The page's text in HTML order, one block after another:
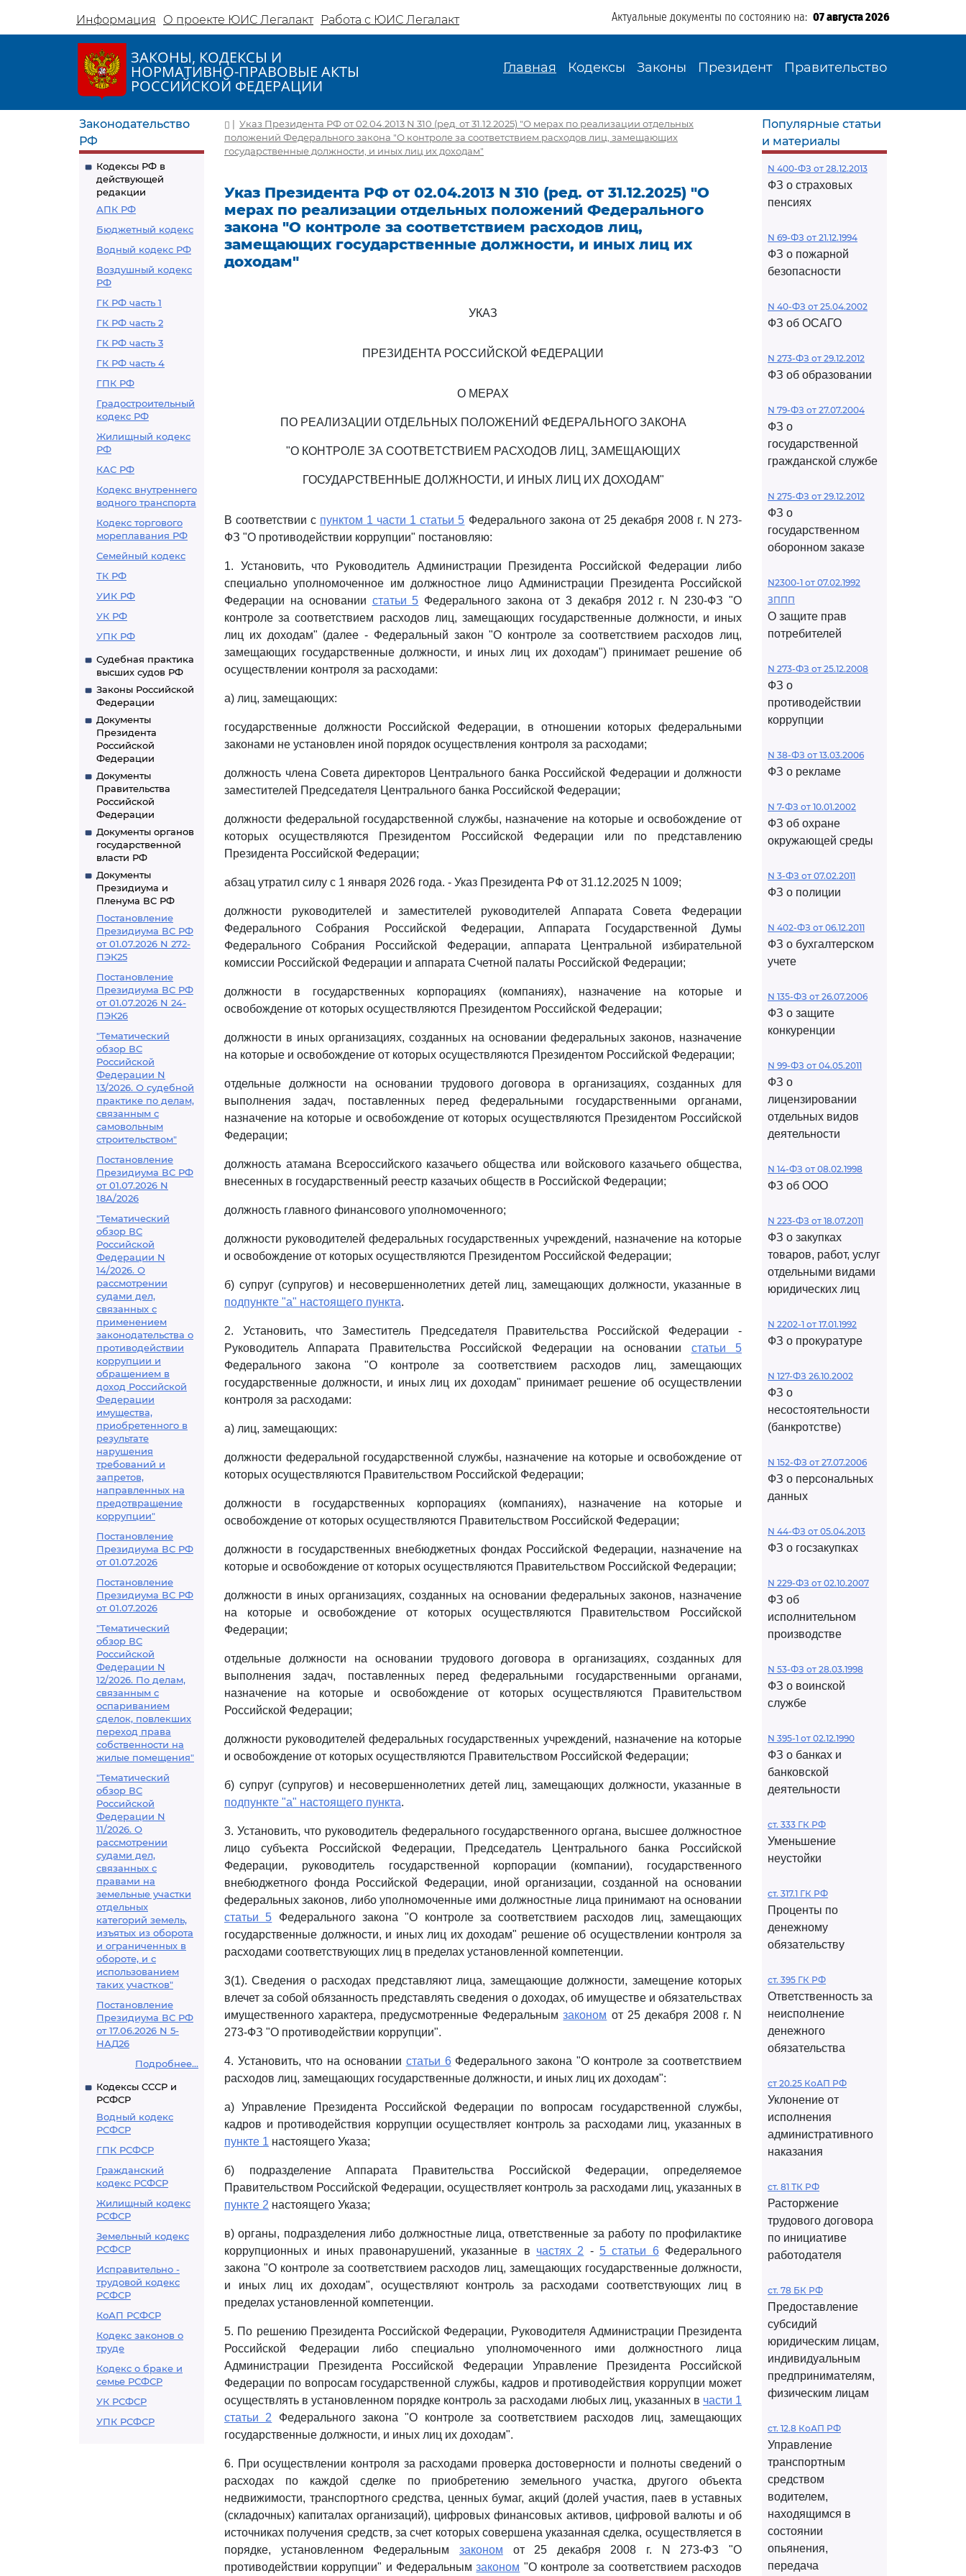
Информация О проекте ЮИС Легалакт Работа с ЮИС Легалакт Актуальные документы по состоянию на: 07 августа 2026
ЗАКОНЫ, КОДЕКСЫ И
НОРМАТИВНО-ПРАВОВЫЕ АКТЫ
РОССИЙСКОЙ ФЕДЕРАЦИИ
Главная Кодексы Законы Президент Правительство
Законодательство
РФ
Кодексы РФ в
действующей
редакции
АПК РФ
Бюджетный кодекс
Водный кодекс РФ
Воздушный кодекс
РФ
ГК РФ часть 1
ГК РФ часть 2
ГК РФ часть 3
ГК РФ часть 4
ГПК РФ
Градостроительный
кодекс РФ
Жилищный кодекс
РФ
КАС РФ
Кодекс внутреннего
водного транспорта
Кодекс торгового
мореплавания РФ
Семейный кодекс
ТК РФ
УИК РФ
УК РФ
УПК РФ
Судебная практика
высших судов РФ
Законы Российской
Федерации
Документы
Президента
Российской
Федерации
Документы
Правительства
Российской
Федерации
Документы органов
государственной
власти РФ
Документы
Президиума и
Пленума ВС РФ
Постановление
Президиума ВС РФ
от 01.07.2026 N 272-
ПЭК25
Постановление
Президиума ВС РФ
от 01.07.2026 N 24-
ПЭК26
"Тематический
обзор ВС
Российской
Федерации N
13/2026. О судебной
практике по делам,
связанным с
самовольным
строительством"
Постановление
Президиума ВС РФ
от 01.07.2026 N
18А/2026
"Тематический
обзор ВС
Российской
Федерации N
14/2026. О
рассмотрении
судами дел,
связанных с
применением
законодательства о
противодействии
коррупции и
обращением в
доход Российской
Федерации
имущества,
приобретенного в
результате
нарушения
требований и
запретов,
направленных на
предотвращение
коррупции"
Постановление
Президиума ВС РФ
от 01.07.2026
Постановление
Президиума ВС РФ
от 01.07.2026
"Тематический
обзор ВС
Российской
Федерации N
12/2026. По делам,
связанным с
оспариванием
сделок, повлекших
переход права
собственности на
жилые помещения"
"Тематический
обзор ВС
Российской
Федерации N
11/2026. О
рассмотрении
судами дел,
связанных с
правами на
земельные участки
отдельных
категорий земель,
изъятых из оборота
и ограниченных в
обороте, и с
использованием
таких участков"
Постановление
Президиума ВС РФ
от 17.06.2026 N 5-
НАД26
Подробнее...
Кодексы СССР и
РСФСР
Водный кодекс
РСФСР
ГПК РСФСР
Гражданский
кодекс РСФСР
Жилищный кодекс
РСФСР
Земельный кодекс
РСФСР
Исправительно -
трудовой кодекс
РСФСР
КоАП РСФСР
Кодекс законов о
труде
Кодекс о браке и
семье РСФСР
УК РСФСР
УПК РСФСР
| Указ Президента РФ от 02.04.2013 N 310 (ред. от 31.12.2025) "О мерах по реализации отдельных
положений Федерального закона "О контроле за соответствием расходов лиц, замещающих
государственные должности, и иных лиц их доходам"
Указ Президента РФ от 02.04.2013 N 310 (ред. от 31.12.2025) "О
мерах по реализации отдельных положений Федерального
закона "О контроле за соответствием расходов лиц,
замещающих государственные должности, и иных лиц их
доходам"
УКАЗ
ПРЕЗИДЕНТА РОССИЙСКОЙ ФЕДЕРАЦИИ
О МЕРАХ
ПО РЕАЛИЗАЦИИ ОТДЕЛЬНЫХ ПОЛОЖЕНИЙ ФЕДЕРАЛЬНОГО ЗАКОНА
"О КОНТРОЛЕ ЗА СООТВЕТСТВИЕМ РАСХОДОВ ЛИЦ, ЗАМЕЩАЮЩИХ
ГОСУДАРСТВЕННЫЕ ДОЛЖНОСТИ, И ИНЫХ ЛИЦ ИХ ДОХОДАМ"
В соответствии с пунктом 1 части 1 статьи 5 Федерального закона от 25 декабря 2008 г. N 273-
ФЗ "О противодействии коррупции" постановляю:
1. Установить, что Руководитель Администрации Президента Российской Федерации либо
специально уполномоченное им должностное лицо Администрации Президента Российской
Федерации на основании статьи 5 Федерального закона от 3 декабря 2012 г. N 230-ФЗ "О
контроле за соответствием расходов лиц, замещающих государственные должности, и иных
лиц их доходам" (далее - Федеральный закон "О контроле за соответствием расходов лиц,
замещающих государственные должности, и иных лиц их доходам") принимает решение об
осуществлении контроля за расходами:
а) лиц, замещающих:
государственные должности Российской Федерации, в отношении которых федеральными
законами не установлен иной порядок осуществления контроля за расходами;
должность члена Совета директоров Центрального банка Российской Федерации и должности
заместителей Председателя Центрального банка Российской Федерации;
должности федеральной государственной службы, назначение на которые и освобождение от
которых осуществляются Президентом Российской Федерации или по представлению
Президента Российской Федерации;
абзац утратил силу с 1 января 2026 года. - Указ Президента РФ от 31.12.2025 N 1009;
должности руководителей и заместителей руководителей Аппарата Совета Федерации
Федерального Собрания Российской Федерации, Аппарата Государственной Думы
Федерального Собрания Российской Федерации, аппарата Центральной избирательной
комиссии Российской Федерации и аппарата Счетной палаты Российской Федерации;
должности в государственных корпорациях (компаниях), назначение на которые и
освобождение от которых осуществляются Президентом Российской Федерации;
должности в иных организациях, созданных на основании федеральных законов, назначение
на которые и освобождение от которых осуществляются Президентом Российской Федерации;
отдельные должности на основании трудового договора в организациях, созданных для
выполнения задач, поставленных перед федеральными государственными органами,
назначение на которые и освобождение от которых осуществляются Президентом Российской
Федерации;
должность атамана Всероссийского казачьего общества или войскового казачьего общества,
внесенных в государственный реестр казачьих обществ в Российской Федерации;
должность главного финансового уполномоченного;
должности руководителей федеральных государственных учреждений, назначение на которые
и освобождение от которых осуществляются Президентом Российской Федерации;
б) супруг (супругов) и несовершеннолетних детей лиц, замещающих должности, указанные в
подпункте "а" настоящего пункта.
2. Установить, что Заместитель Председателя Правительства Российской Федерации -
Руководитель Аппарата Правительства Российской Федерации на основании статьи 5
Федерального закона "О контроле за соответствием расходов лиц, замещающих
государственные должности, и иных лиц их доходам" принимает решение об осуществлении
контроля за расходами:
а) лиц, замещающих:
должности федеральной государственной службы, назначение на которые и освобождение от
которых осуществляются Правительством Российской Федерации;
должности в государственных корпорациях (компаниях), назначение на которые и
освобождение от которых осуществляются Правительством Российской Федерации;
должности в государственных внебюджетных фондах Российской Федерации, назначение на
которые и освобождение от которых осуществляются Правительством Российской Федерации;
должности в иных организациях, созданных на основании федеральных законов, назначение
на которые и освобождение от которых осуществляются Правительством Российской
Федерации;
отдельные должности на основании трудового договора в организациях, созданных для
выполнения задач, поставленных перед федеральными государственными органами,
назначение на которые и освобождение от которых осуществляются Правительством
Российской Федерации;
должности руководителей федеральных государственных учреждений, назначение на которые
и освобождение от которых осуществляются Правительством Российской Федерации;
б) супруг (супругов) и несовершеннолетних детей лиц, замещающих должности, указанные в
подпункте "а" настоящего пункта.
3. Установить, что руководитель федерального государственного органа, высшее должностное
лицо субъекта Российской Федерации, Председатель Центрального банка Российской
Федерации, руководитель государственной корпорации (компании), государственного
внебюджетного фонда Российской Федерации, иной организации, созданной на основании
федеральных законов, либо уполномоченные ими должностные лица принимают на основании
статьи 5 Федерального закона "О контроле за соответствием расходов лиц, замещающих
государственные должности, и иных лиц их доходам" решение об осуществлении контроля за
расходами соответствующих лиц в пределах установленной компетенции.
3(1). Сведения о расходах представляют лица, замещающие должности, замещение которых
влечет за собой обязанность представлять сведения о доходах, об имуществе и обязательствах
имущественного характера, предусмотренные Федеральнымзаконом от 25 декабря 2008 г. N
273-ФЗ "О противодействии коррупции".
4. Установить, что на основании статьи 6Федерального закона "О контроле за соответствием
расходов лиц, замещающих государственные должности, и иных лиц их доходам":
а) Управление Президента Российской Федерации по вопросам государственной службы,
кадров и противодействия коррупции осуществляет контроль за расходами лиц, указанных в
пункте 1 настоящего Указа;
б) подразделение Аппарата Правительства Российской Федерации, определяемое
Правительством Российской Федерации, осуществляет контроль за расходами лиц, указанных в
пункте 2 настоящего Указа;
в) органы, подразделения либо должностные лица, ответственные за работу по профилактике
коррупционных и иных правонарушений, указанные в частях 2 - 5 статьи 6Федерального
закона "О контроле за соответствием расходов лиц, замещающих государственные должности,
и иных лиц их доходам", осуществляют контроль за расходами соответствующих лиц в
пределах установленной компетенции.
5. По решению Президента Российской Федерации, Руководителя Администрации Президента
Российской Федерации либо специально уполномоченного ими должностного лица
Администрации Президента Российской Федерации Управление Президента Российской
Федерации по вопросам государственной службы, кадров и противодействия коррупции может
осуществлять в установленном порядке контроль за расходами любых лиц, указанных в части 1
статьи 2 Федерального закона "О контроле за соответствием расходов лиц, замещающих
государственные должности, и иных лиц их доходам".
6. При осуществлении контроля за расходами проверка достоверности и полноты сведений о
расходах по каждой сделке по приобретению земельного участка, другого объекта
недвижимости, транспортного средства, ценных бумаг, акций (долей участия, паев в уставных
(складочных) капиталах организаций), цифровых финансовых активов, цифровой валюты и об
источниках получения средств, за счет которых совершена указанная сделка, осуществляется в
порядке, установленном Федеральным законом от 25 декабря 2008 г. N 273-ФЗ "О
противодействии коррупции" и Федеральнымзаконом "О контроле за соответствием расходов
Популярные статьи
и материалы
N 400-ФЗ от 28.12.2013
ФЗ о страховых
пенсиях
N 69-ФЗ от 21.12.1994
ФЗ о пожарной
безопасности
N 40-ФЗ от 25.04.2002
ФЗ об ОСАГО
N 273-ФЗ от 29.12.2012
ФЗ об образовании
N 79-ФЗ от 27.07.2004
ФЗ о
государственной
гражданской службе
N 275-ФЗ от 29.12.2012
ФЗ о
государственном
оборонном заказе
N2300-1 от 07.02.1992
ЗППП
О защите прав
потребителей
N 273-ФЗ от 25.12.2008
ФЗ о
противодействии
коррупции
N 38-ФЗ от 13.03.2006
ФЗ о рекламе
N 7-ФЗ от 10.01.2002
ФЗ об охране
окружающей среды
N 3-ФЗ от 07.02.2011
ФЗ о полиции
N 402-ФЗ от 06.12.2011
ФЗ о бухгалтерском
учете
N 135-ФЗ от 26.07.2006
ФЗ о защите
конкуренции
N 99-ФЗ от 04.05.2011
ФЗ о
лицензировании
отдельных видов
деятельности
N 14-ФЗ от 08.02.1998
ФЗ об ООО
N 223-ФЗ от 18.07.2011
ФЗ о закупках
товаров, работ, услуг
отдельными видами
юридических лиц
N 2202-1 от 17.01.1992
ФЗ о прокуратуре
N 127-ФЗ 26.10.2002
ФЗ о
несостоятельности
(банкротстве)
N 152-ФЗ от 27.07.2006
ФЗ о персональных
данных
N 44-ФЗ от 05.04.2013
ФЗ о госзакупках
N 229-ФЗ от 02.10.2007
ФЗ об
исполнительном
производстве
N 53-ФЗ от 28.03.1998
ФЗ о воинской
службе
N 395-1 от 02.12.1990
ФЗ о банках и
банковской
деятельности
ст. 333 ГК РФ
Уменьшение
неустойки
ст. 317.1 ГК РФ
Проценты по
денежному
обязательству
ст. 395 ГК РФ
Ответственность за
неисполнение
денежного
обязательства
ст 20.25 КоАП РФ
Уклонение от
исполнения
административного
наказания
ст. 81 ТК РФ
Расторжение
трудового договора
по инициативе
работодателя
ст. 78 БК РФ
Предоставление
субсидий
юридическим лицам,
индивидуальным
предпринимателям,
физическим лицам
ст. 12.8 КоАП РФ
Управление
транспортным
средством
водителем,
находящимся в
состоянии
опьянения,
передача